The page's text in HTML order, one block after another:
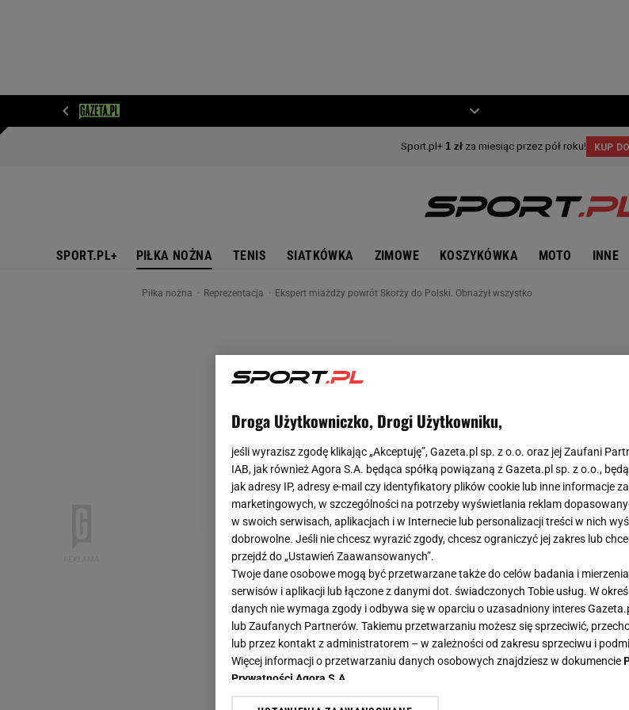
SPORT.PL+ PIŁKA NOŻNA TENIS SIATKÓWKA ZIMOWE KOSZYKÓWKA MOTO INNE
Piłka nożna Reprezentacja Ekspert miażdży powrót Skorży do Polski. Obnażył wszystko
Droga Użytkowniczko, Drogi Użytkowniku,
jeśli wyrazisz zgodę klikając „Akceptuję”, Gazeta.pl sp. z o.o. oraz jej Zaufani
IAB, jak również Agora S.A. będąca spółką powiązaną z Gazeta.pl sp. z o.o.,
jak adresy IP, adresy e-mail czy identyfikatory plików cookie lub inne informacje
marketingowych, w szczególności na potrzeby wyświetlania reklam
w swoich serwisach, aplikacjach i w Internecie lub personalizacji treści w nich
dobrowolne. Jeśli nie chcesz wyrazić zgody, chcesz ograniczyć jej zakres lub
przejdź do „Ustawień Zaawansowanych”.
Twoje dane osobowe mogą być przetwarzane także do celów badania i
serwisów i aplikacji lub łączone z danymi dot. świadczonych Tobie usług. W
danych nie wymaga zgody i odbywa się w oparciu o uzasadniony interes
lub Zaufanych Partnerów. Takiemu przetwarzaniu możesz się sprzeciwić,
lub przez kontakt z administratorem – w zależności od zakresu sprzeciwu i
Więcej informacji o przetwarzaniu danych osobowych znajdziesz w dokumencie
Prywatności Agora S.A.